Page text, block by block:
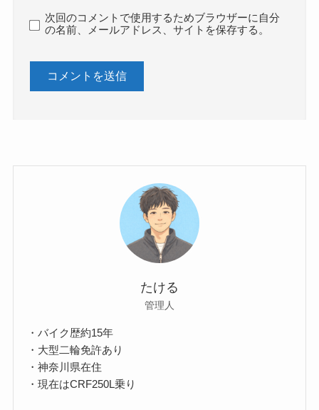
次回のコメントで使用するためブラウザーに自分
の名前、メールアドレス、サイトを保存する。
たける
管理人
・バイク歴約15年
・大型二輪免許あり
・神奈川県在住
・現在はCRF250L乗り